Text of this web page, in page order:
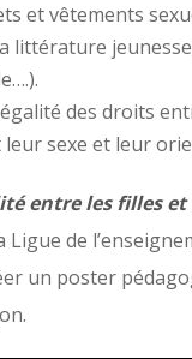
et vêtements
littérature
des droits
leur sexe et leur
entre les filles
Ligue de
un poster